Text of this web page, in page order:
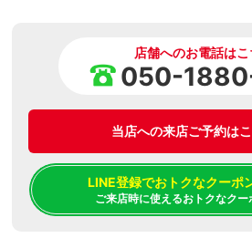
店舗へのお電話はこ
050-
当店への来店ご予約は
LINE登録でおトクなクーポ
ご来店時に使えるおトクなクー